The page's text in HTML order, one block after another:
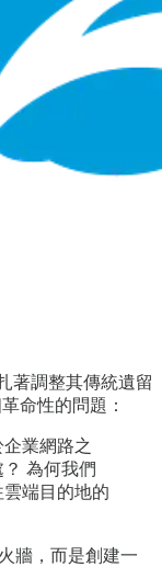
著調整其傳統遺留
命性的問題：
業網路之
為何我們
端目的地的
牆，而是創建一